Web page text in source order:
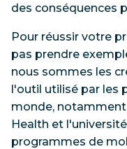
des conséquences
Pour réussir votre
pas prendre
nous sommes les
l'outil utilisé par les
monde, notamment
Health et
programmes de